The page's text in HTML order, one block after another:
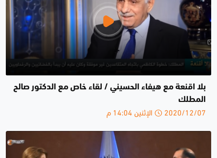
بلا اقنعة مع هيفاء الحسيني / لقاء خاص مع الدكتور صالح
المطلك
2020/12/07 الإثنين 14:04 م